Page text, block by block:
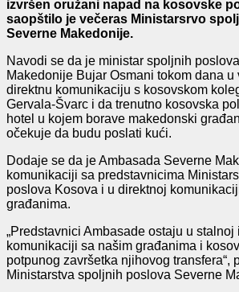
izvršen oružani napad na kosovske
saopštilo je večeras Ministarsrvo
Severne Makedonije.
Navodi se da je ministar spoljnih
Makedonije Bujar Osmani tokom dana u
direktnu komunikaciju s kosovskom
Gervala-Švarc i da trenutno kosovska
hotel u kojem borave makedonski
očekuje da budu poslati kući.
Dodaje se da je Ambasada Severne
komunikaciji sa predstavnicima
poslova Kosova i u direktnoj
građanima.
„Predstavnici Ambasade ostaju u stalnoj
komunikaciji sa našim građanima i
potpunog završetka njihovog transfera“,
Ministarstva spoljnih poslova Severne